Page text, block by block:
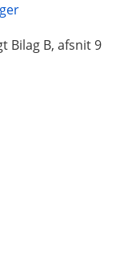
Bilag B, afsnit 9